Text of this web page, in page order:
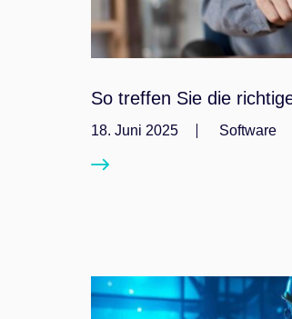
So treffen Sie die
18. Juni 2025 Software